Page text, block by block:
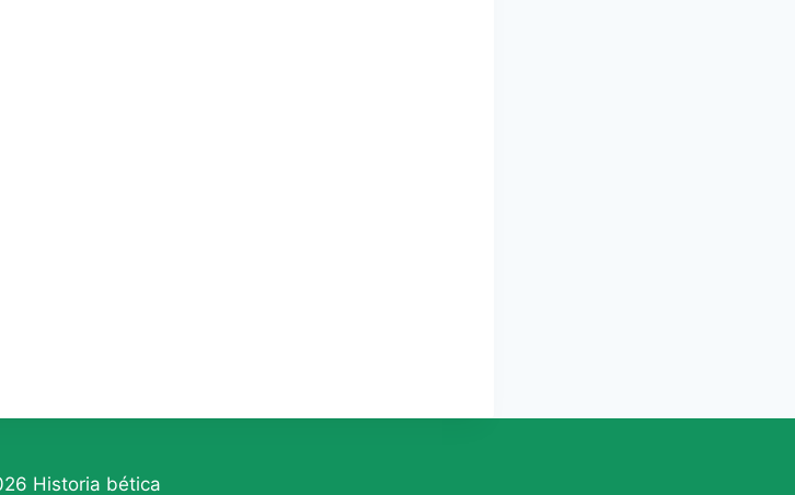
Historia bética